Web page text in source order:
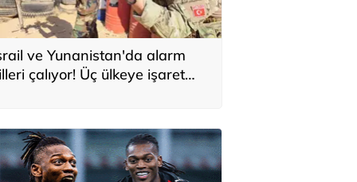
ve Yunanistan'da alarm
çalıyor! Üç ülkeye işaret